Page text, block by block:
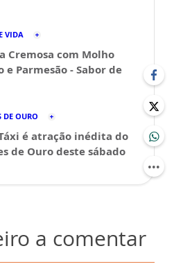
VIDA
Cremosa com Molho
e Parmesão - Sabor de
DE OURO
é atração inédita do
de Ouro deste sábado
a comentar